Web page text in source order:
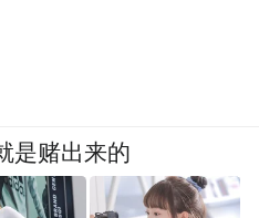
是赌出来的